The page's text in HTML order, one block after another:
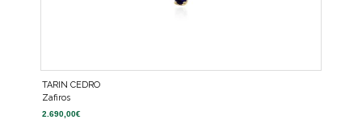
TARIN CEDRO
Zafiros
2.690,00€